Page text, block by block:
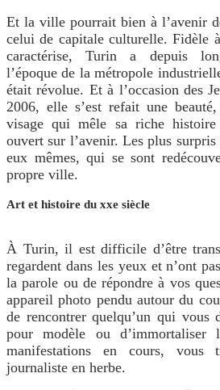
Et la ville pourrait bien à l’avenir
celui de capitale culturelle. Fidèle
caractérise, Turin a depuis
l’époque de la métropole
était révolue. Et à l’occasion des
2006, elle s’est refait une
visage qui mêle sa riche
ouvert sur l’avenir. Les plus
eux mêmes, qui se sont
propre ville.
Art et histoire du xxe siècle
À Turin, il est difficile d’être
regardent dans les yeux et n’ont
la parole ou de répondre à vos
appareil photo pendu autour du
de rencontrer quelqu’un qui vous
pour modèle ou d’immortaliser
manifestations en cours, vous
journaliste en herbe.